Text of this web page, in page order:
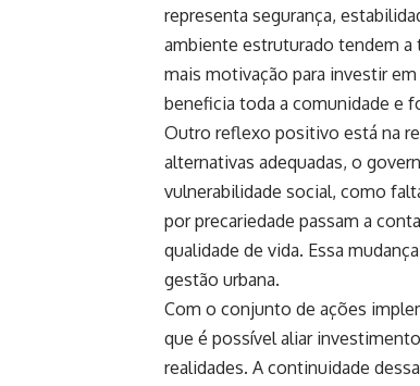
representa segurança,
ambiente estruturado tendem
mais motivação para investir
beneficia toda a comunidade e
Outro reflexo positivo está na
alternativas adequadas, o
vulnerabilidade social, como
por precariedade passam a
qualidade de vida. Essa
gestão urbana.
Com o conjunto de ações
que é possível aliar
realidades. A continuidade